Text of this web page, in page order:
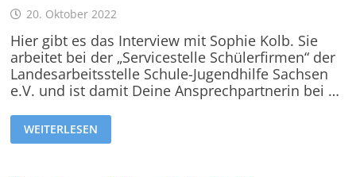
20. Oktober 2022
Hier gibt es das Interview mit Sophie Kolb. Sie
arbeitet bei der „Servicestelle Schülerfirmen“ der
Landesarbeitsstelle Schule-Jugendhilfe Sachsen
e.V. und ist damit Deine Ansprechpartnerin bei …
WEITERLESEN